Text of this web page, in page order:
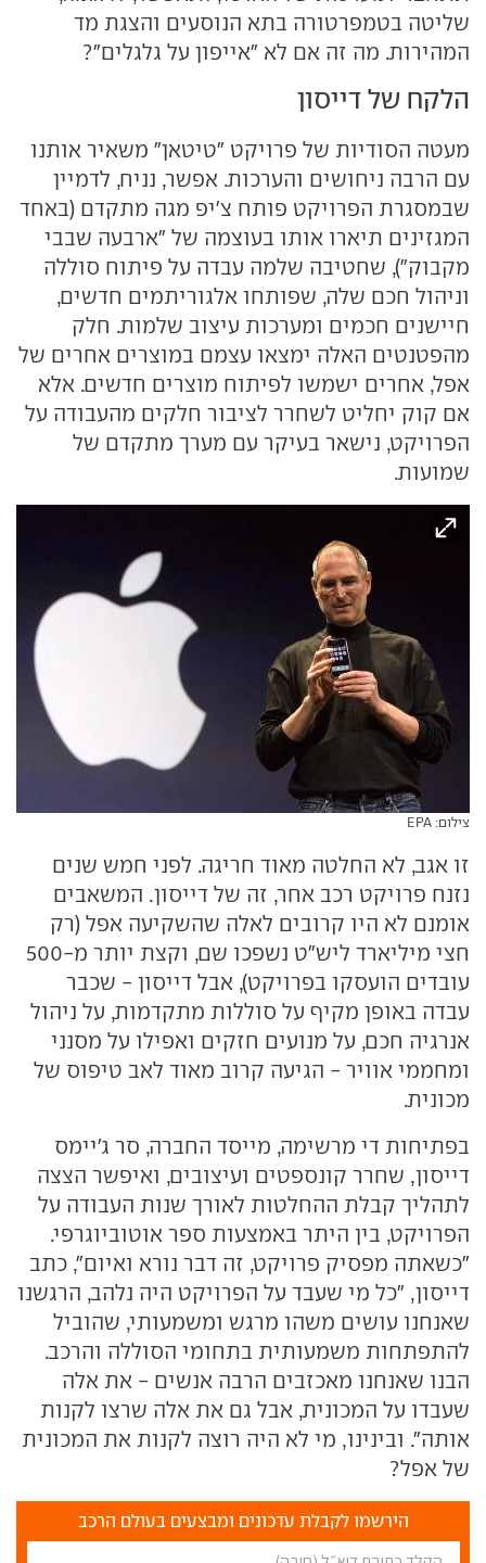
שליטה בטמפרטורה בתא הנוסעים והצגת מד
המהירות. מה זה אם לא "אייפון על גלגלים"?
הלקח של דייסון
מעטה הסודיות של פרויקט "טיטאן" משאיר אותנו
עם הרבה ניחושים והערכות. אפשר, נניח, לדמיין
שבמסגרת הפרויקט פותח צ'יפ מגה מתקדם (באחד
המגזינים תיארו אותו בעוצמה של "ארבעה שבבי
מקבוק"), שחטיבה שלמה עבדה על פיתוח סוללה
וניהול חכם שלה, שפותחו אלגוריתמים חדשים,
חיישנים חכמים ומערכות עיצוב שלמות. חלק
מהפטנטים האלה ימצאו עצמם במוצרים אחרים של
אפל, אחרים ישמשו לפיתוח מוצרים חדשים. אלא
אם קוק יחליט לשחרר לציבור חלקים מהעבודה על
הפרויקט, נישאר בעיקר עם מערך מתקדם של
שמועות.
צילום: EPA
זו אגב, לא החלטה מאוד חריגה. לפני חמש שנים
נזנח פרויקט רכב אחר, זה של דייסון. המשאבים
אומנם לא היו קרובים לאלה שהשקיעה אפל (רק
חצי מיליארד ליש"ט נשפכו שם, וקצת יותר מ-500
עובדים הועסקו בפרויקט), אבל דייסון - שכבר
עבדה באופן מקיף על סוללות מתקדמות, על ניהול
אנרגיה חכם, על מנועים חזקים ואפילו על מסנני
ומחממי אוויר - הגיעה קרוב מאוד לאב טיפוס של
מכונית.
בפתיחות די מרשימה, מייסד החברה, סר ג'יימס
דייסון, שחרר קונספטים ועיצובים, ואיפשר הצצה
לתהליך קבלת ההחלטות לאורך שנות העבודה על
הפרויקט, בין היתר באמצעות ספר אוטוביוגרפי.
"כשאתה מפסיק פרויקט, זה דבר נורא ואיום", כתב
דייסון, "כל מי שעבד על הפרויקט היה נלהב, הרגשנו
שאנחנו עושים משהו מרגש ומשמעותי, שהוביל
להתפתחות משמעותית בתחומי הסוללה והרכב.
הבנו שאנחנו מאכזבים הרבה אנשים - את אלה
שעבדו על המכונית, אבל גם את אלה שרצו לקנות
אותה". ובינינו, מי לא היה רוצה לקנות את המכונית
של אפל?
הירשמו לקבלת עדכונים ומבצעים בעולם הרכב